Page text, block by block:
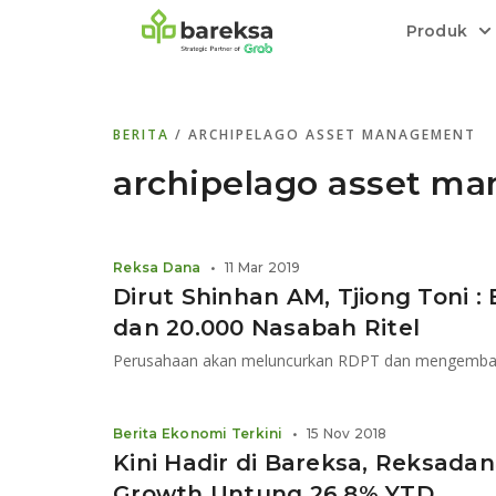
Produk
Transaksi cepat,all in onedi halaman
relatif stabil.
Menyediakan layanan manajemen
Informasi terkini dan tepercaya terkait
Kenali rekam jejak dan
BERITA / ARCHIPELAGO ASSET MANAGEMENT
archipelago asset
Dirut Shinhan AM, Tjiong Toni :
dan 20.000 Nasabah Ritel
Perusahaan akan meluncurkan RDPT dan
Reksa Dana • 11 Mar 2019
Kini Hadir di Bareksa,
Berita Ekonomi Terkini • 15 Nov 2018